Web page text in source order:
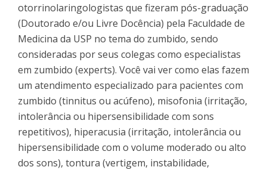
otorrinolaringologistas que fizeram pós-graduação
(Doutorado e/ou Livre Docência) pela Faculdade de
Medicina da USP no tema do zumbido, sendo
consideradas por seus colegas como especialistas
em zumbido (experts). Você vai ver como elas fazem
um atendimento especializado para pacientes com
zumbido (tinnitus ou acúfeno), misofonia (irritação,
intolerância ou hipersensibilidade com sons
repetitivos), hiperacusia (irritação, intolerância ou
hipersensibilidade com o volume moderado ou alto
dos sons), tontura (vertigem, instabilidade,